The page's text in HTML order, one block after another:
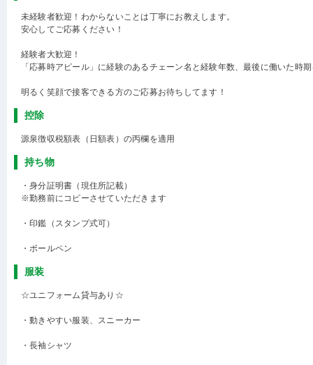
未経験者歓迎！わからないことは丁寧にお教えします。
安心してご応募ください！
経験者大歓迎！
「応募時アピール」に経験のあるチェーン名と経験年数、最後に働いた時
明るく笑顔で接客できる方のご応募お待ちしてます！
控除
源泉徴収税額表（日額表）の丙欄を適用
持ち物
・身分証明書（現住所記載）
※勤務前にコピーさせていただきます
・印鑑（スタンプ式可）
・ボールペン
服装
☆ユニフォーム貸与あり☆
・動きやすい服装、スニーカー
・長袖シャツ